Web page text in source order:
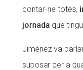
contar-ne totes,
jornada que
Jiménez va
suposar per a